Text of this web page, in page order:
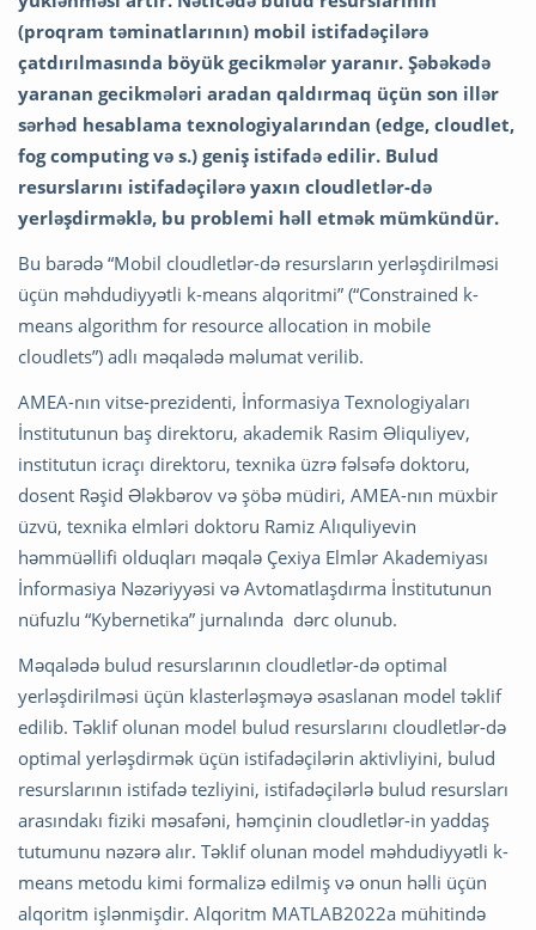
(proqram təminatlarının) mobil istifadəçilərə
çatdırılmasında böyük gecikmələr yaranır. Şəbəkədə
yaranan gecikmələri aradan qaldırmaq üçün son illər
sərhəd hesablama texnologiyalarından (edge, cloudlet,
fog computing və s.) geniş istifadə edilir. Bulud
resurslarını istifadəçilərə yaxın cloudletlər-də
yerləşdirməklə, bu problemi həll etmək mümkündür.
Bu barədə “Mobil cloudletlər-də resursların yerləşdirilməsi
üçün məhdudiyyətli k-means alqoritmi” (“Constrained k-
means algorithm for resource allocation in mobile
cloudlets”) adlı məqalədə məlumat verilib.
AMEA-nın vitse-prezidenti, İnformasiya Texnologiyaları
İnstitutunun baş direktoru, akademik Rasim Əliquliyev,
institutun icraçı direktoru, texnika üzrə fəlsəfə doktoru,
dosent Rəşid Ələkbərov və şöbə müdiri, AMEA-nın müxbir
üzvü, texnika elmləri doktoru Ramiz Alıquliyevin
həmmüəllifi olduqları məqalə Çexiya Elmlər Akademiyası
İnformasiya Nəzəriyyəsi və Avtomatlaşdırma İnstitutunun
nüfuzlu “Kybernetika” jurnalında dərc olunub.
Məqalədə bulud resurslarının cloudletlər-də optimal
yerləşdirilməsi üçün klasterləşməyə əsaslanan model təklif
edilib. Təklif olunan model bulud resurslarını cloudletlər-də
optimal yerləşdirmək üçün istifadəçilərin aktivliyini, bulud
resurslarının istifadə tezliyini, istifadəçilərlə bulud resursları
arasındakı fiziki məsafəni, həmçinin cloudletlər-in yaddaş
tutumunu nəzərə alır. Təklif olunan model məhdudiyyətli k-
means metodu kimi formalizə edilmiş və onun həlli üçün
alqoritm işlənmişdir. Alqoritm MATLAB2022a mühitində